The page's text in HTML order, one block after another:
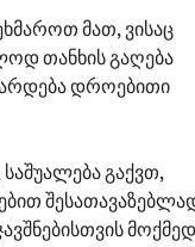
მათ, ვისაც
თანხის გაღება
დროებითი
გაქვთ,
მოქმედ